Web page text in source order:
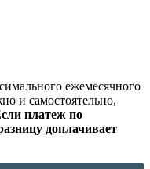
ежемесячного
и самостоятельно,
платеж по
доплачивает